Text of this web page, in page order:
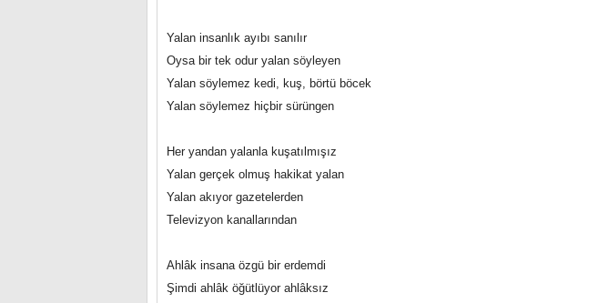
Yalan insanlık ayıbı sanılır
Oysa bir tek odur yalan söyleyen
Yalan söylemez kedi, kuş, börtü böcek
Yalan söylemez hiçbir sürüngen
Her yandan yalanla kuşatılmışız
Yalan gerçek olmuş hakikat yalan
Yalan akıyor gazetelerden
Televizyon kanallarından
Ahlâk insana özgü bir erdemdi
Şimdi ahlâk öğütlüyor ahlâksız